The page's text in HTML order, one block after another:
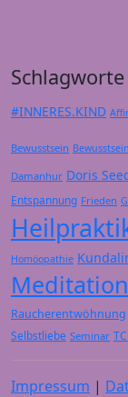
Schlagworte
#INNERES.KIND
Bewusstsein
Damanhur Doris
Entspannung Frieden
Homöopathie
Meditation
Raucherentwöhnung
Selbstliebe Seminar
Impressum |